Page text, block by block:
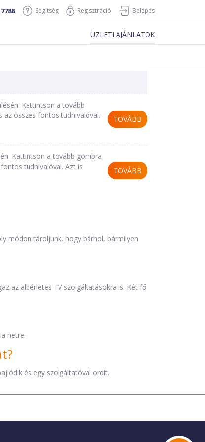
Segítség Regisztráció Belépés
ÜZLETI AJÁNLATOK
Kattintson a tovább
az összes fontos tudnivalóval.
TOVÁBB
Kattintson a tovább gombra
tudnivalóval. Azt is
TOVÁBB
módon tároljunk, hogy bárhol, bármilyen
az albérletes TV szolgáltatásokra is. Két fő
netre.
és egy szolgáltatóval ordít.